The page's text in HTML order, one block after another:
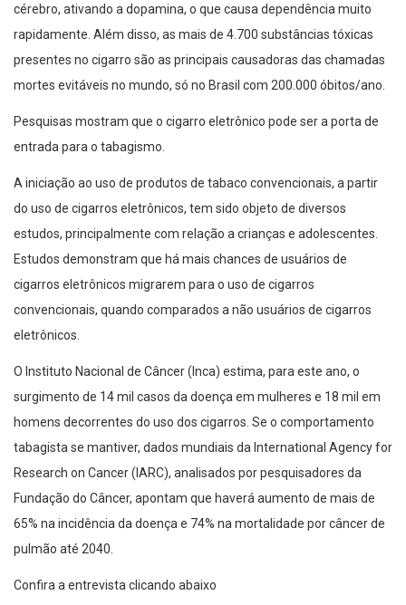
cérebro, ativando a dopamina, o que causa dependência muito
rapidamente. Além disso, as mais de 4.700 substâncias tóxicas
presentes no cigarro são as principais causadoras das chamadas
mortes evitáveis no mundo, só no Brasil com 200.000 óbitos/ano.
Pesquisas mostram que o cigarro eletrônico pode ser a porta de
entrada para o tabagismo.
A iniciação ao uso de produtos de tabaco convencionais, a partir
do uso de cigarros eletrônicos, tem sido objeto de diversos
estudos, principalmente com relação a crianças e adolescentes.
Estudos demonstram que há mais chances de usuários de
cigarros eletrônicos migrarem para o uso de cigarros
convencionais, quando comparados a não usuários de cigarros
eletrônicos.
O Instituto Nacional de Câncer (Inca) estima, para este ano, o
surgimento de 14 mil casos da doença em mulheres e 18 mil em
homens decorrentes do uso dos cigarros. Se o comportamento
tabagista se mantiver, dados mundiais da International Agency for
Research on Cancer (IARC), analisados por pesquisadores da
Fundação do Câncer, apontam que haverá aumento de mais de
65% na incidência da doença e 74% na mortalidade por câncer de
pulmão até 2040.
Confira a entrevista clicando abaixo